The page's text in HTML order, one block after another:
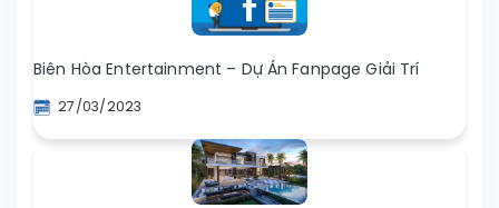
Biên Hòa Entertainment – Dự Án Fanpage Giải Trí
27/03/2023